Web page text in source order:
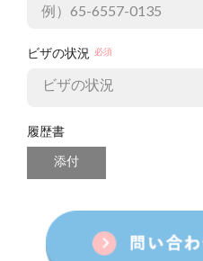
ビザの状況
ビザの状況
履歴書
添付